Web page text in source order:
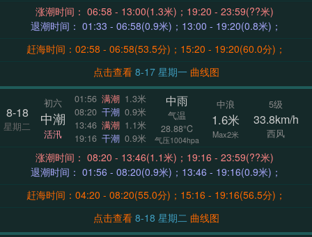
涨潮时间： 06:58 - 13:00(1.3米)；19:20 - 23:59(??米)
退潮时间： 01:33 - 06:58(0.9米)；13:00 - 19:20(0.8米)；
赶海时间：02:58 - 06:58(53.5分)；15:20 - 19:20(60.0分)；
点击查看
8-17 星期一 曲线图
8-18
星期二
初六
中潮
活汛
01:56 满潮 1.3米
08:20 干潮 0.9米
13:46 满潮 1.1米
19:16 干潮 0.9米
中雨
气温
28.88°C
气压1004hpa
中浪
1.6米
Max2米
5级
33.8km/h
西风
涨潮时间： 08:20 - 13:46(1.1米)；19:16 - 23:59(??米)
退潮时间： 01:56 - 08:20(0.9米)；13:46 - 19:16(0.9米)；
赶海时间：04:20 - 08:20(55.0分)；15:16 - 19:16(56.5分)；
点击查看
8-18 星期二 曲线图